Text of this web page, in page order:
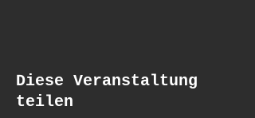
Diese Veranstaltung
teilen